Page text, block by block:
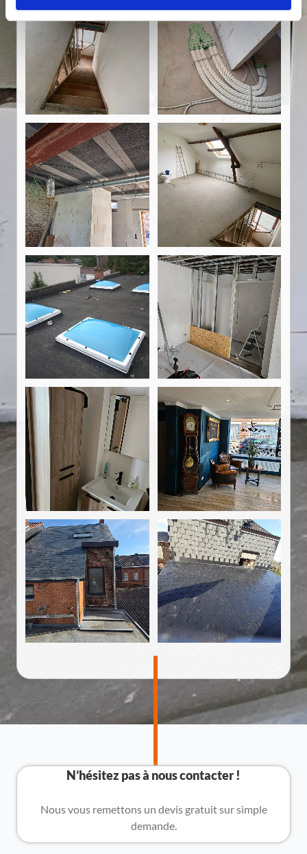
N’hésitez pas à nous contacter !
Nous vous remettons un devis gratuit sur simple
demande.